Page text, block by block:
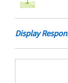
Display